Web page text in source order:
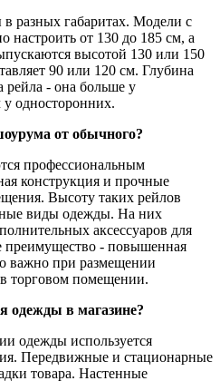
в разных габаритах. Модели с
настроить от 130 до 185 см, а
высотой 130 или 150
90 или 120 см. Глубина
рейла - она больше у
односторонних.
от обычного?
профессиональным
конструкция и прочные
Высоту таких рейлов
виды одежды. На них
аксессуаров для
преимущество - повышенная
важно при размещении
торговом помещении.
одежды в магазине?
одежды используется
Передвижные и стационарные
товара. Настенные